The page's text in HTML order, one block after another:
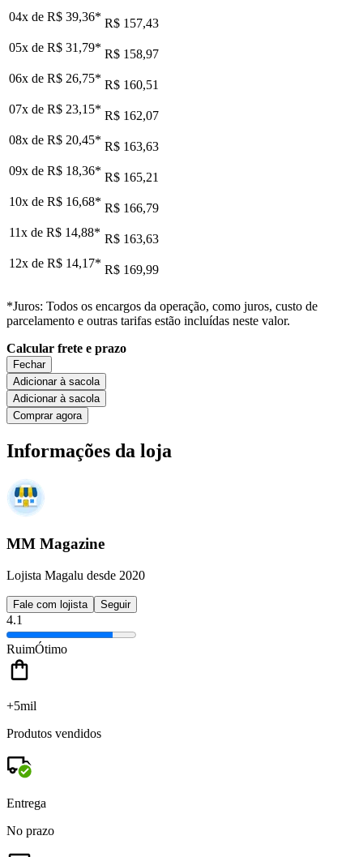
04x de R$ 39,36* R$ 157,43
05x de R$ 31,79* R$ 158,97
06x de R$ 26,75* R$ 160,51
07x de R$ 23,15* R$ 162,07
08x de R$ 20,45* R$ 163,63
09x de R$ 18,36* R$ 165,21
10x de R$ 16,68* R$ 166,79
11x de R$ 14,88* R$ 163,63
12x de R$ 14,17* R$ 169,99
*Juros: Todos os encargos da operação, como juros, custo de
parcelamento e outras tarifas estão incluídas neste valor.
Calcular frete e prazo
Fechar
Adicionar à sacola
Adicionar à sacola
Comprar agora
Informações da loja
MM Magazine
Lojista Magalu desde 2020
Fale com lojista Seguir
4.1
RuimÓtimo
+5mil
Produtos vendidos
Entrega
No prazo